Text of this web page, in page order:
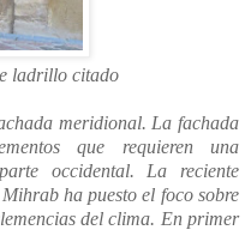
ladrillo citado
meridional. La fachada
que requieren una
occidental. La reciente
ha puesto el foco sobre
del clima. En primer